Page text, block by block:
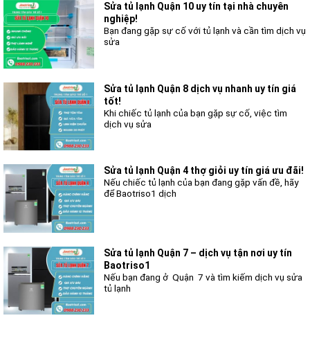
Sửa tủ lạnh Quận 10 uy tín tại nhà chuyên
nghiệp!
Bạn đang gặp sự cố với tủ lạnh và cần tìm dịch vụ
sửa
Sửa tủ lạnh Quận 8 dịch vụ nhanh uy tín giá
tốt!
Khi chiếc tủ lạnh của bạn gặp sự cố, việc tìm
dịch vụ sửa
Sửa tủ lạnh Quận 4 thợ giỏi uy tín giá ưu đãi!
Nếu chiếc tủ lạnh của bạn đang gặp vấn đề, hãy
để Baotriso1 dịch
Sửa tủ lạnh Quận 7 – dịch vụ tận nơi uy tín
Baotriso1
Nếu bạn đang ở Quận 7 và tìm kiếm dịch vụ sửa
tủ lạnh